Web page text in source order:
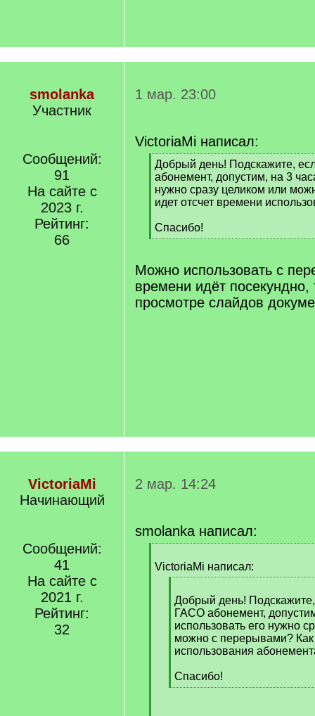
smolanka
Участник
Сообщений:
91
На сайте с
2023 г.
Рейтинг:
66
1 мар. 23:00
VictoriaMi написал:
[
q
]
Добрый день! Подскажите,
абонемент, допустим, на 3
нужно сразу целиком или
идет отсчет времени
Спасибо!
[
q
]
Можно использовать с
времени идёт посекундно,
просмотре слайдов
VictoriaMi
Начинающий
Сообщений:
41
На сайте с
2021 г.
Рейтинг:
32
2 мар. 14:24
smolanka написал:
q
VictoriaMi написал:
q
]
Добрый день!
ГАСО абонемент,
использовать его нужно
можно с перерывами? Как
использования
Спасибо!
[